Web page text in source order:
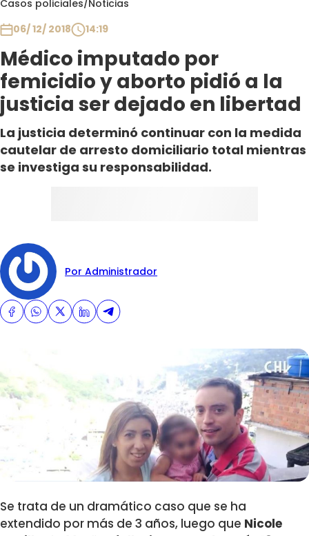
Casos policiales/Noticias
06/ 12/ 2018
14:19
Médico imputado por
femicidio y aborto pidió a la
justicia ser dejado en libertad
La justicia determinó continuar con la medida
cautelar de arresto domiciliario total mientras
se investiga su responsabilidad.
Por Administrador
Se trata de un dramático caso que se ha
extendido por más de 3 años, luego que Nicole
Club De La Comedia
Contigo en Directo
Plan Perfecto
El Tiempo
Sabingo
Todos Los Programas